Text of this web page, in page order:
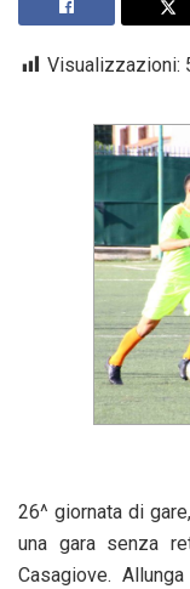
Visualizzazioni:
26^ giornata di
una gara senza
Casagiove.